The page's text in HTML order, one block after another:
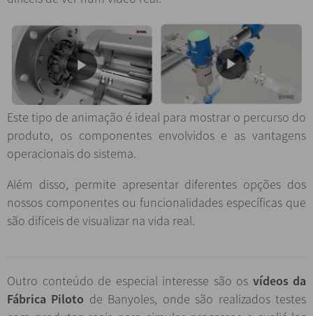
Este tipo de animação é ideal para mostrar o percurso do
produto, os componentes envolvidos e as vantagens
operacionais do sistema.
Além disso, permite apresentar diferentes opções dos
nossos componentes ou funcionalidades específicas que
são difíceis de visualizar na vida real.
Outro conteúdo de especial interesse são os vídeos da
Fábrica Piloto de Banyoles, onde são realizados testes